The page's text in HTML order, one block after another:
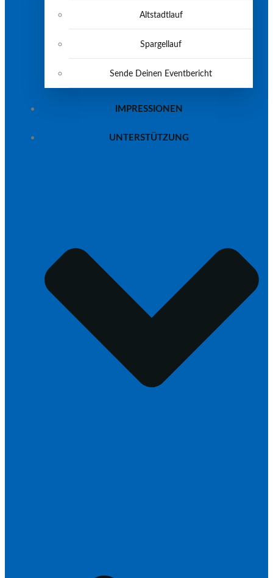
Altstadtlauf
Spargellauf
Sende Deinen Eventbericht
IMPRESSIONEN
UNTERSTÜTZUNG